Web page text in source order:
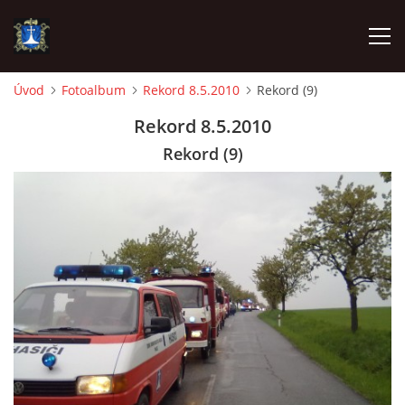
INFORMACE JEDNOTKY »
TECHNIKA
OZNAČENÍ HASIČSKÉ TECHNIKY
Úvod Fotoalbum Rekord 8.5.2010 Rekord (9)
Rekord 8.5.2010
Rekord (9)